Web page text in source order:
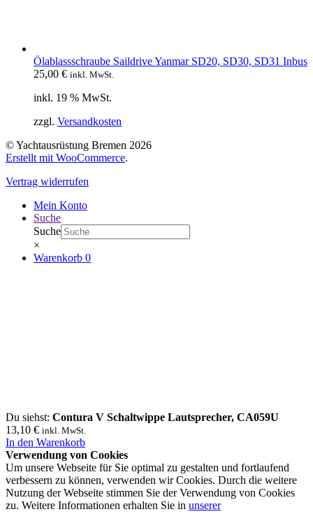
Ölablassschraube Saildrive Yanmar SD20, SD30, SD31 Inbus
25,00 € inkl. MwSt.
inkl. 19 % MwSt.
zzgl. Versandkosten
© Yachtausrüstung Bremen 2026
Erstellt mit WooCommerce.
Vertrag widerrufen
Mein Konto
Suche
Suche
×
Warenkorb 0
Du siehst: Contura V Schaltwippe Lautsprecher, CA059U
13,10 € inkl. MwSt.
In den Warenkorb
Verwendung von Cookies
Um unsere Webseite für Sie optimal zu gestalten und fortlaufend
verbessern zu können, verwenden wir Cookies. Durch die weitere
Nutzung der Webseite stimmen Sie der Verwendung von Cookies
zu. Weitere Informationen erhalten Sie in unserer